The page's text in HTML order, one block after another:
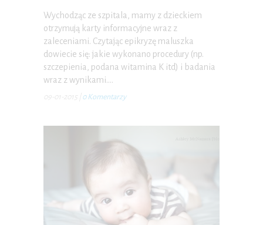
Wychodząc ze szpitala, mamy z dzieckiem
otrzymują karty informacyjne wraz z
zaleceniami. Czytając epikryzę maluszka
dowiecie się: jakie wykonano procedury (np.
szczepienia, podana witamina K itd) i badania
wraz z wynikami.…
09-01-2015 0 Komentarzy